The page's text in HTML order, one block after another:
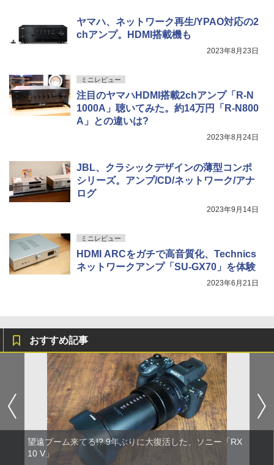
ヤマハ、ネットワーク再生/YPAO対応の2
chアンプ。HDMI搭載機も
2023年8月23日
ミニレビュー
注目のヤマハHDMI搭載2chアンプ「R-N
1000A」聴いてみた。約14万円「R-N800
A」との違いは?
2023年8月24日
JBL、クラシックデザインの薄型コンポ
シリーズ。アンプ/CD/ネットワーク/アナ
ログ
2023年9月14日
ミニレビュー
HDMI ARCをガチで高音質化、Technics
ネットワークアンプ「SU-GX70」を体験
2023年6月21日
おすすめ記事
望遠ブーム来てる!? 9年ぶりに大復活した、ソニー「RX
10 V」